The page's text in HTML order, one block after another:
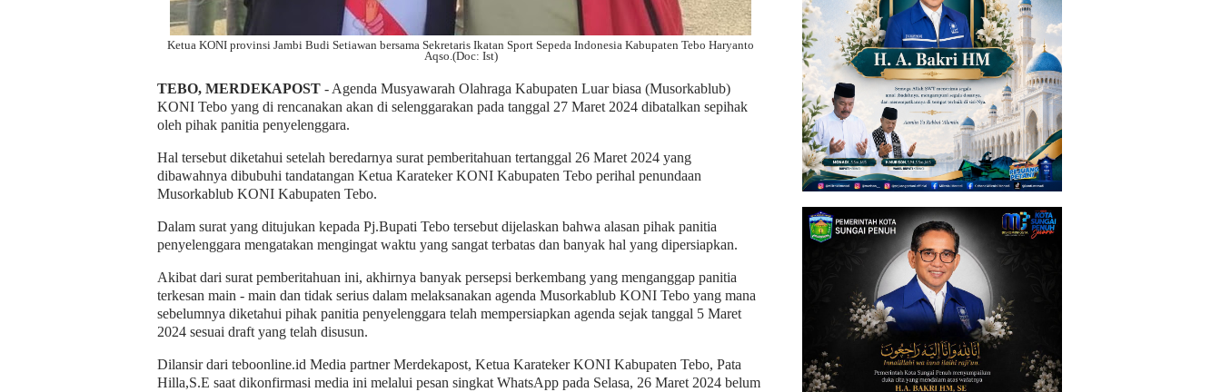
Ketua KONI provinsi Jambi Budi Setiawan bersama Sekretaris Ikatan Sport Sepeda Indonesia Kabupaten Tebo Haryanto
Aqso.(Doc: Ist)
TEBO, MERDEKAPOST - Agenda Musyawarah Olahraga Kabupaten Luar biasa (Musorkablub)
KONI Tebo yang di rencanakan akan di selenggarakan pada tanggal 27 Maret 2024 dibatalkan sepihak
oleh pihak panitia penyelenggara.
Hal tersebut diketahui setelah beredarnya surat pemberitahuan tertanggal 26 Maret 2024 yang
dibawahnya dibubuhi tandatangan Ketua Karateker KONI Kabupaten Tebo perihal penundaan
Musorkablub KONI Kabupaten Tebo.
Dalam surat yang ditujukan kepada Pj.Bupati Tebo tersebut dijelaskan bahwa alasan pihak panitia
penyelenggara mengatakan mengingat waktu yang sangat terbatas dan banyak hal yang dipersiapkan.
Akibat dari surat pemberitahuan ini, akhirnya banyak persepsi berkembang yang menganggap panitia
terkesan main - main dan tidak serius dalam melaksanakan agenda Musorkablub KONI Tebo yang mana
sebelumnya diketahui pihak panitia penyelenggara telah mempersiapkan agenda sejak tanggal 5 Maret
2024 sesuai draft yang telah disusun.
Dilansir dari teboonline.id Media partner Merdekapost, Ketua Karateker KONI Kabupaten Tebo, Pata
Hilla,S.E saat dikonfirmasi media ini melalui pesan singkat WhatsApp pada Selasa, 26 Maret 2024 belum